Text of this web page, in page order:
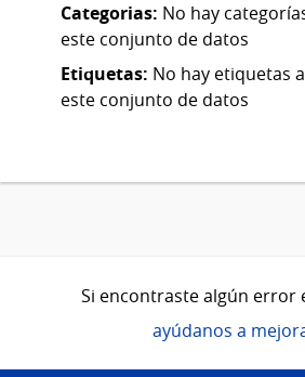
Categorias: No hay
este conjunto de datos
Etiquetas: No hay etiquetas
este conjunto de datos
Si encontraste algún error
ayúdanos a